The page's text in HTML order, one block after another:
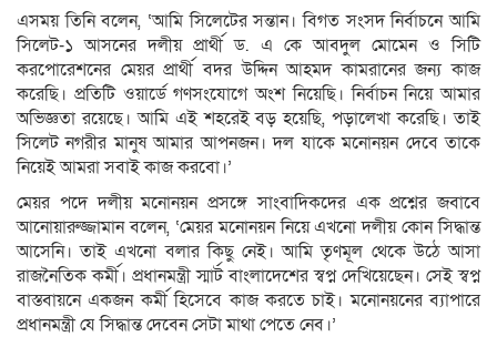
এসময় তিনি বলেন, ‘আমি সিলেটের সন্তান। বিগত সংসদ নির্বাচনে আমি
সিলেট-১ আসনের দলীয় প্রার্থী ড. এ কে আবদুল মোমেন ও সিটি
করপোরেশনের মেয়র প্রার্থী বদর উদ্দিন আহমদ কামরানের জন্য কাজ
করেছি। প্রতিটি ওয়ার্ডে গণসংযোগে অংশ নিয়েছি। নির্বাচন নিয়ে আমার
অভিজ্ঞতা রয়েছে। আমি এই শহরেই বড় হয়েছি, পড়ালেখা করেছি। তাই
সিলেট নগরীর মানুষ আমার আপনজন। দল যাকে মনোনয়ন দেবে তাকে
নিয়েই আমরা সবাই কাজ করবো।’
মেয়র পদে দলীয় মনোনয়ন প্রসঙ্গে সাংবাদিকদের এক প্রশ্নের জবাবে
আনোয়ারুজ্জামান বলেন, ‘মেয়র মনোনয়ন নিয়ে এখনো দলীয় কোন সিদ্ধান্ত
আসেনি। তাই এখনো বলার কিছু নেই। আমি তৃণমূল থেকে উঠে আসা
রাজনৈতিক কর্মী। প্রধানমন্ত্রী স্মার্ট বাংলাদেশের স্বপ্ন দেখিয়েছেন। সেই স্বপ্ন
বাস্তবায়নে একজন কর্মী হিসেবে কাজ করতে চাই। মনোনয়নের ব্যাপারে
প্রধানমন্ত্রী যে সিদ্ধান্ত দেবেন সেটা মাথা পেতে নেব।’